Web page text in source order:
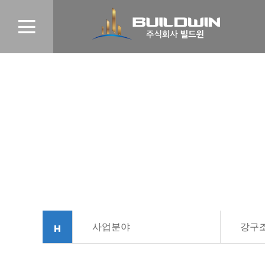
사업분야 강구